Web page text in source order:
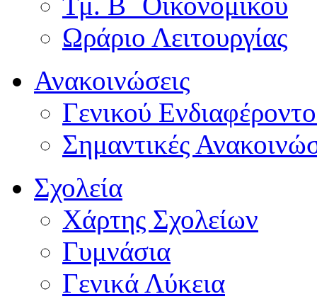
Ωράριο Λειτουργίας
Ανακοινώσεις
Γενικού
Σημαντικές
Σχολεία
Χάρτης Σχολείων
Γυμνάσια
Γενικά Λύκεια